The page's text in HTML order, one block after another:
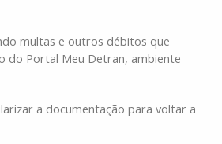
multas e outros débitos que
do Portal Meu Detran, ambiente
a documentação para voltar a